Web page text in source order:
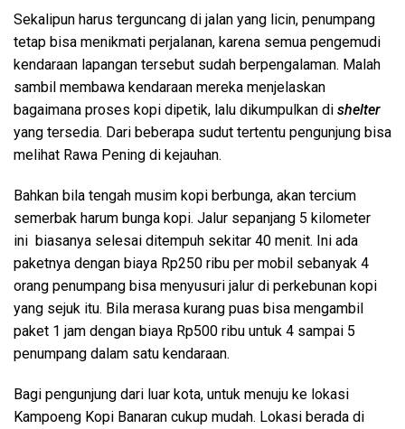
Sekalipun harus terguncang di jalan yang licin, penumpang
tetap bisa menikmati perjalanan, karena semua pengemudi
kendaraan lapangan tersebut sudah berpengalaman. Malah
sambil membawa kendaraan mereka menjelaskan
bagaimana proses kopi dipetik, lalu dikumpulkan di shelter
yang tersedia. Dari beberapa sudut tertentu pengunjung bisa
melihat Rawa Pening di kejauhan.
Bahkan bila tengah musim kopi berbunga, akan tercium
semerbak harum bunga kopi. Jalur sepanjang 5 kilometer
ini biasanya selesai ditempuh sekitar 40 menit. Ini ada
paketnya dengan biaya Rp250 ribu per mobil sebanyak 4
orang penumpang bisa menyusuri jalur di perkebunan kopi
yang sejuk itu. Bila merasa kurang puas bisa mengambil
paket 1 jam dengan biaya Rp500 ribu untuk 4 sampai 5
penumpang dalam satu kendaraan.
Bagi pengunjung dari luar kota, untuk menuju ke lokasi
Kampoeng Kopi Banaran cukup mudah. Lokasi berada di